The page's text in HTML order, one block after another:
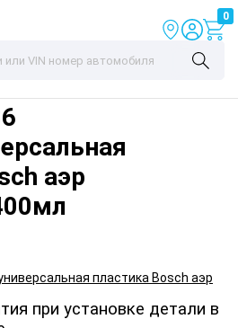
0
аэр
при установке детали в